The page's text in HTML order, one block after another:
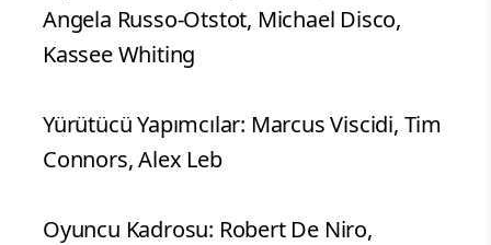
Angela Russo-Otstot, Michael Disco,
Kassee Whiting
Yürütücü Yapımcılar: Marcus Viscidi, Tim
Connors, Alex Leb
Oyuncu Kadrosu: Robert De Niro,